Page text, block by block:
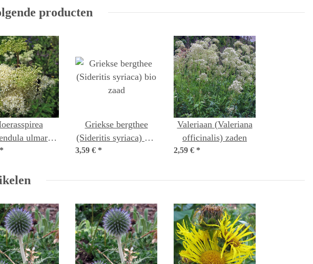
producten
ulmaria)
bio zaad
*
Griekse bergthee
(Sideritis syriaca) bio
3,59 € *
Valeriaan (Valeriana
officinalis) zaden
2,59 € *